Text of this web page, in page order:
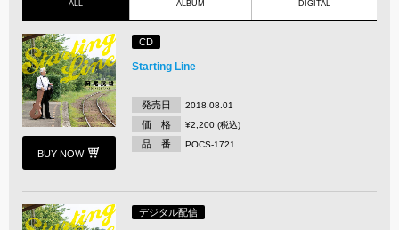
ALL ALBUM DIGITAL
BUY NOW
CD
Starting Line
発売日 2018.08.01
価 格 ¥2,200 (税込)
品 番 POCS-1721
デジタル配信